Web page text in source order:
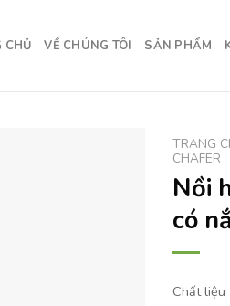
CHỦ VỀ CHÚNG TÔI SẢN PHẨM
TRANG
CHAFER
Nồi
có
Chất liệu